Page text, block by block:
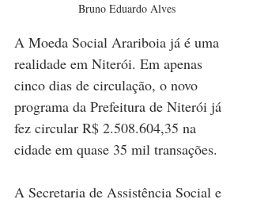
Bruno Eduardo Alves
A Moeda Social Arariboia já é uma
realidade em Niterói. Em apenas
cinco dias de circulação, o novo
programa da Prefeitura de Niterói já
fez circular R$ 2.508.604,35 na
cidade em quase 35 mil transações.
A Secretaria de Assistência Social e